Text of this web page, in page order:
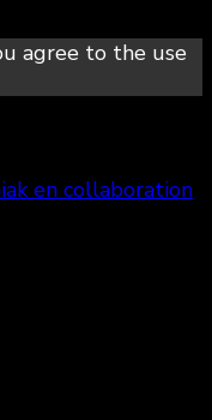
agree to the use
en collaboration